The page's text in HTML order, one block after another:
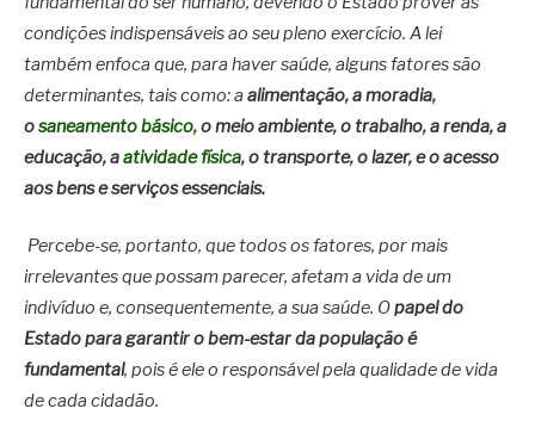
condições indispensáveis ao seu pleno exercício. A lei
também enfoca que, para haver saúde, alguns fatores são
determinantes, tais como: a alimentação, a moradia,
osaneamento básico,o meio ambiente, o trabalho, a renda, a
educação, aatividade física,o transporte, o lazer, e o acesso
aos bens e serviços essenciais.
Percebe-se, portanto, que todos os fatores, por mais
irrelevantes que possam parecer, afetam a vida de um
indivíduo e, consequentemente, a sua saúde. Opapel do
Estado para garantir o bem-estar da população é
fundamental, pois é ele o responsável pela qualidade de vida
de cada cidadão.